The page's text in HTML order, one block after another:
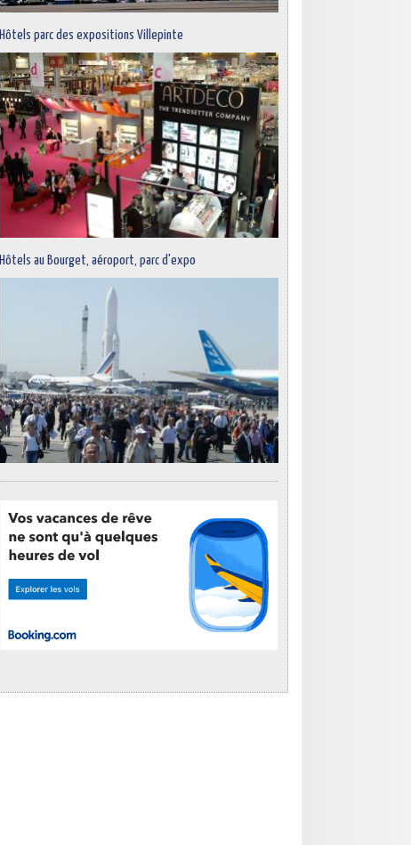
Hôtels parc des expositions Villepinte
Hôtels au Bourget, aéroport, parc d'expo